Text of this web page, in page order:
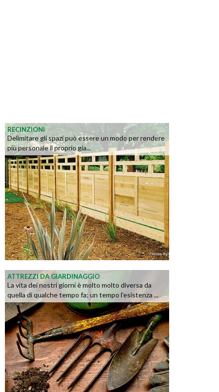
RECINZIONI
Delimitare gli spazi può essere un modo per rendere
più personale il proprio gia...
ATTREZZI DA GIARDINAGGIO
La vita dei nostri giorni è molto molto diversa da
quella di qualche tempo fa; un tempo l’esistenza ...